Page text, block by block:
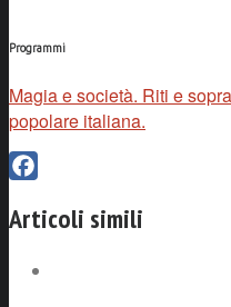
Programmi
Magia e società. Riti e
popolare italiana.
Articoli simili